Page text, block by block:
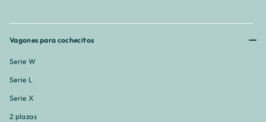
Vagones para cochecitos
Serie W
Serie L
Serie X
2 plazas